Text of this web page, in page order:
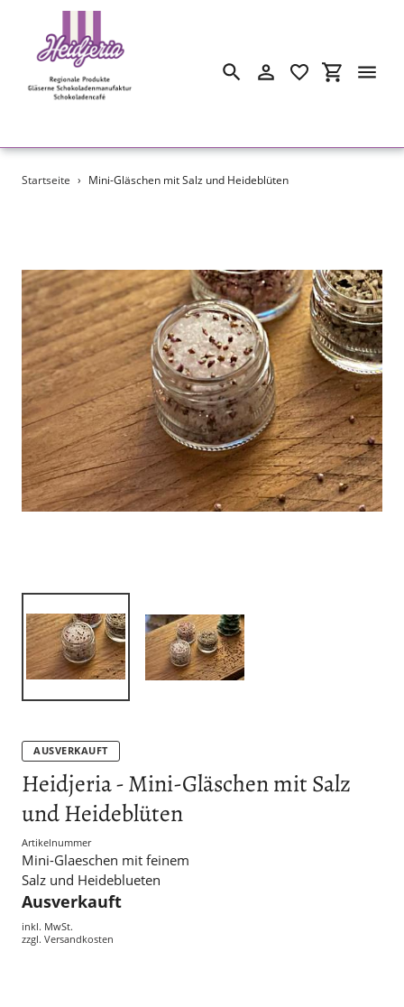
Direkt
SuchenEinloggen
Startseite › Mini-Gläschen mit Salz und Heideblüten
AUSVERKAUFT
Heidjeria - Mini-Gläschen mit Salz
und Heideblüten
Artikelnummer
Mini-Glaeschen mit feinem
Salz und Heideblueten
Ausverkauft
inkl. MwSt.
zzgl. Versandkosten